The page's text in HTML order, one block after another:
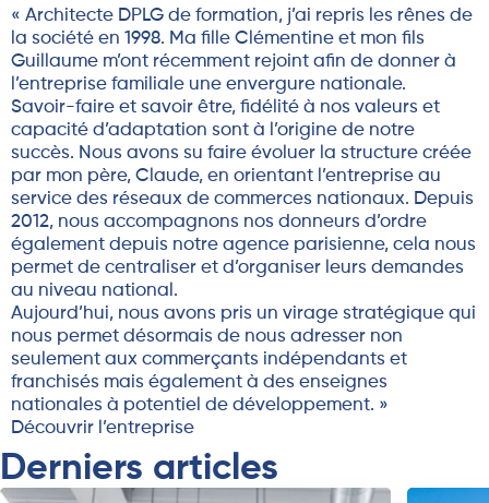
« Architecte DPLG de formation, j’ai repris les rênes de
la société en 1998. Ma fille Clémentine et mon fils
Guillaume m’ont récemment rejoint afin de donner à
l’entreprise familiale une envergure nationale.
Savoir-faire et savoir être, fidélité à nos valeurs et
capacité d’adaptation sont à l’origine de notre
succès. Nous avons su faire évoluer la structure créée
par mon père, Claude, en orientant l’entreprise au
service des réseaux de commerces nationaux. Depuis
2012, nous accompagnons nos donneurs d’ordre
également depuis notre agence parisienne, cela nous
permet de centraliser et d’organiser leurs demandes
au niveau national.
Aujourd’hui, nous avons pris un virage stratégique qui
nous permet désormais de nous adresser non
seulement aux commerçants indépendants et
franchisés mais également à des enseignes
nationales à potentiel de développement. »
Découvrir l’entreprise
Derniers articles